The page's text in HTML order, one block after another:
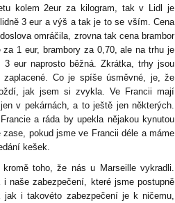
kolem 2eur za kilogram, tak v Lidl je
3 eur a výš a tak je to se vším. Cena
omráčila, zrovna tak cena brambor
1 eur, brambory za 0,70, ale na trhu je
eur naprosto běžná. Zkrátka, trhy jsou
Co je spíše úsměvné, je, že
jak jsem si zvykla. Ve Francii mají
v pekárnách, a to ještě jen některých.
a ráda by upekla nějakou kynutou
pokud jsme ve Francii déle a máme
kešek.
toho, že nás u Marseille vykradli.
naše zabezpečení, které jsme postupně
i takovéto zabezpečení je k ničemu,